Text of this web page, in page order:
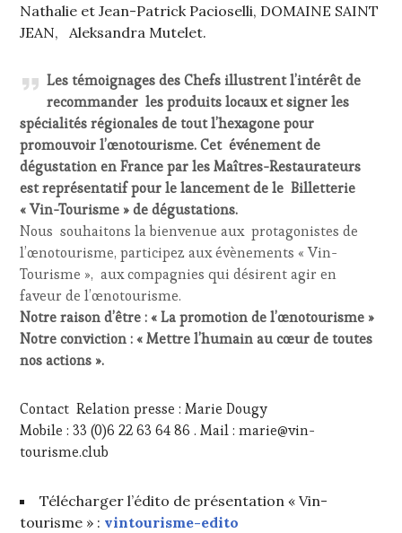
Nathalie et Jean-Patrick Pacioselli, DOMAINE SAINT
JEAN, Aleksandra Mutelet.
Les témoignages des Chefs illustrent l’intérêt de
recommander les produits locaux et signer les
spécialités régionales de tout l’hexagone pour
promouvoir l’œnotourisme. Cet événement de
dégustation en France par les Maîtres-Restaurateurs
est représentatif pour le lancement de le Billetterie
« Vin-Tourisme » de dégustations.
Nous souhaitons la bienvenue aux protagonistes de
l’œnotourisme, participez aux évènements « Vin-
Tourisme », aux compagnies qui désirent agir en
faveur de l’œnotourisme.
Notre raison d’être : « La promotion de l’œnotourisme »
Notre conviction : « Mettre l’humain au cœur de toutes
nos actions ».
Contact Relation presse : Marie Dougy
Mobile : 33 (0)6 22 63 64 86 . Mail : marie@vin-
tourisme.club
Télécharger l’édito de présentation « Vin-
tourisme » : vintourisme-edito